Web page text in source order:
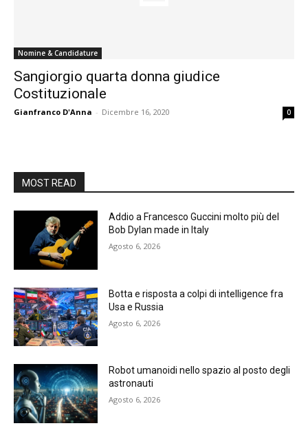
Nomine & Candidature
Sangiorgio quarta donna giudice
Costituzionale
Gianfranco D'Anna - Dicembre 16, 2020 0
MOST READ
Addio a Francesco Guccini molto più del
Bob Dylan made in Italy
Agosto 6, 2026
Botta e risposta a colpi di intelligence fra
Usa e Russia
Agosto 6, 2026
Robot umanoidi nello spazio al posto degli
astronauti
Agosto 6, 2026